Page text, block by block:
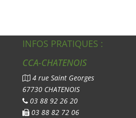
INFOS PRATIQUES :
CCA-CHATENOIS
4 rue Saint Georges
67730 CHATENOIS
03 88 92 26 20
03 88 82 72 06